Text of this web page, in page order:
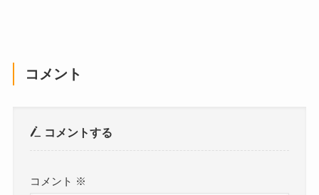
コメント
コメントする
コメント ※